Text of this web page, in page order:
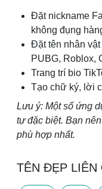
Đặt nickname
không đụng
Đặt tên nhân
PUBG, Roblox,
Trang trí bio
Tạo chữ ký, lời
Lưu ý: Một số ứng
tự đặc biệt. Bạn
phù hợp nhất.
TÊN ĐẸP LIÊN